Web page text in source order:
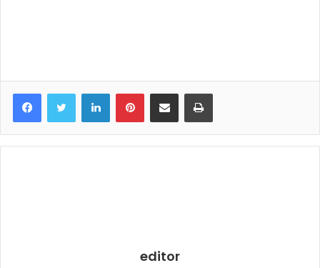
editor